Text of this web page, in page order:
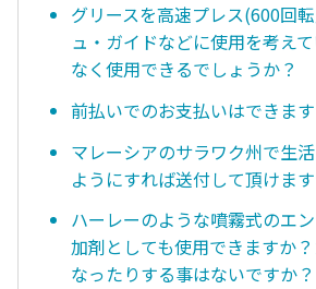
グリースを高速プレス(600回
ュ・ガイドなどに使用を考え
なく使用できるでしょうか？
前払いでのお支払いはできま
マレーシアのサラワク州で生
ようにすれば送付して頂けま
ハーレーのような噴霧式のエ
加剤としても使用できますか
なったりする事はないですか？